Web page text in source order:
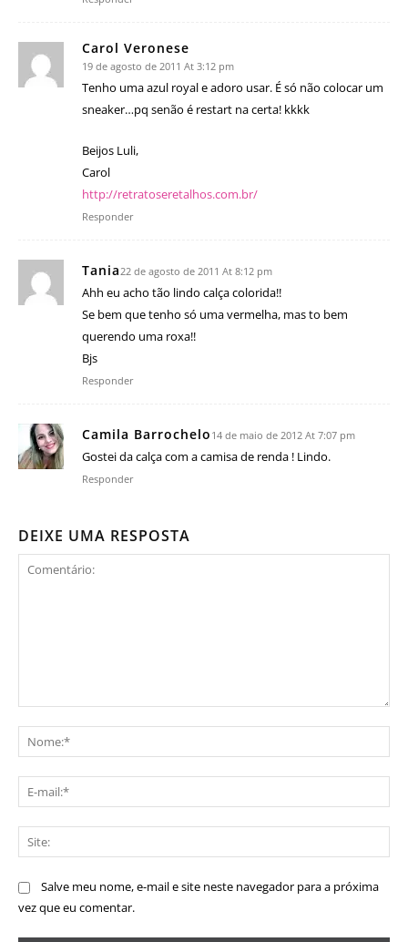
Carol Veronese
19 de agosto de 2011 At 3:12 pm
Tenho uma azul royal e adoro usar. É só não colocar um
sneaker…pq senão é restart na certa! kkkk
Beijos Luli,
Carol
http://retratoseretalhos.com.br/
Responder
Tania22 de agosto de 2011 At 8:12 pm
Ahh eu acho tão lindo calça colorida!!
Se bem que tenho só uma vermelha, mas to bem
querendo uma roxa!!
Bjs
Responder
Camila Barrochelo 14 de maio de 2012 At 7:07 pm
Gostei da calça com a camisa de renda ! Lindo.
Responder
DEIXE UMA RESPOSTA
Salve meu nome, e-mail e site neste navegador para a próxima
vez que eu comentar.